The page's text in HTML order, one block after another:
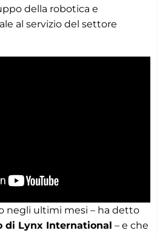
della robotica e
al servizio del settore
negli ultimi mesi – ha detto
di Lynx International – e che